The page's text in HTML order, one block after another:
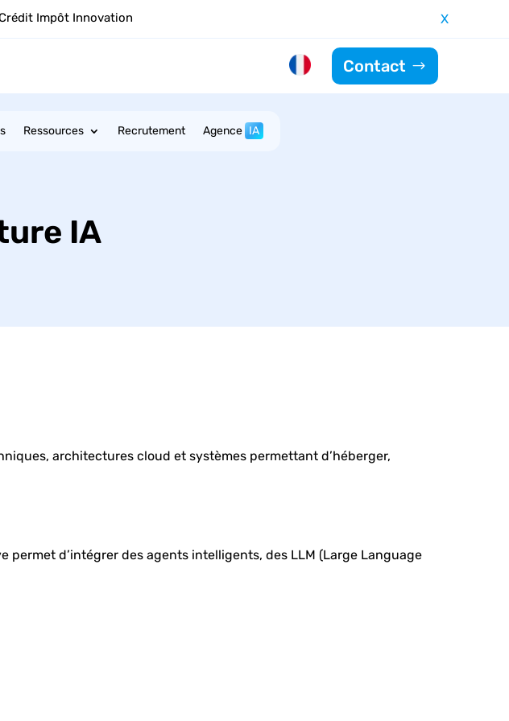
Impôt Innovation X
Contact
Ressources Recrutement Agence IA
IA
architectures cloud et systèmes permettant d’héberger,
d’intégrer des agents intelligents, des LLM (Large Language